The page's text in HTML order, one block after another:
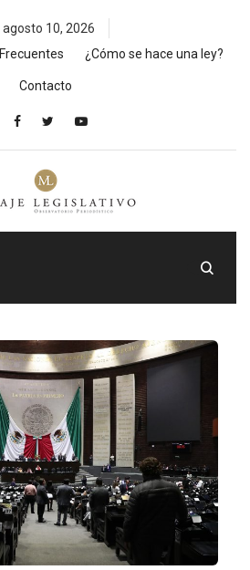
agosto 10, 2026
¿Cómo se hace una ley?
Contacto